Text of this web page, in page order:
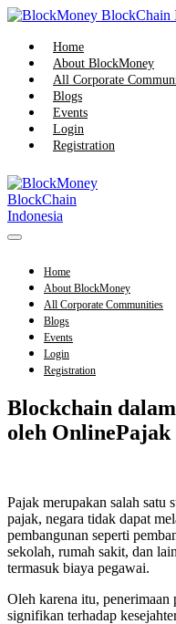
Skip
content
Home
About BlockMoney
All Corporate
Blogs
Events
Login
Registration
Menu
Home
About BlockMoney
All Corporate Communities
Blogs
Events
Login
Registration
Blockchain
oleh OnlinePajak
Pajak merupakan salah satu
pajak, negara tidak dapat
pembangunan seperti
sekolah, rumah sakit, dan
termasuk biaya pegawai.
Oleh karena itu,
signifikan terhadap